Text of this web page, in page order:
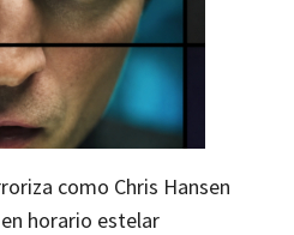
como Chris Hansen
horario estelar